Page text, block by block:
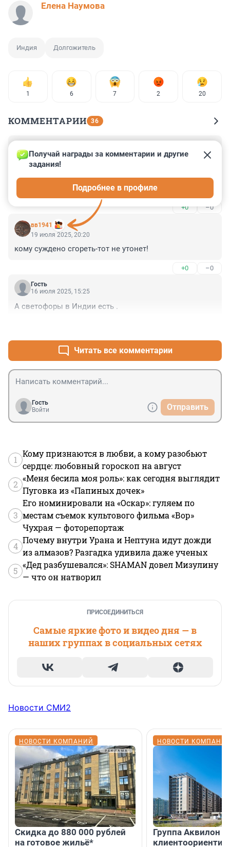
Елена Наумова
Индия Долгожитель
1 6 7 2 20
КОММЕНТАРИИ 36
5 августа 2025, 04:13
"Жанна Кальман" - мошенница, менявшая себе
паспорта от лютой жадности. Объективно её "рекорд"
до сих пор ничем не подтверждён.
+0 –0
вв1941
Получай награды за комментарии и другие
задания!
Подробнее в профиле
19 июля 2025, 20:20
кому суждено сгореть-тот не утонет!
+0 –0
Гость
16 июля 2025, 15:25
А светофоры в Индии есть .
Читать все комментарии
Гость
Войти
Отправить
1
Кому признаются в любви, а кому разобьют
сердце: любовный гороскоп на август
2
«Меня бесила моя роль»: как сегодня выглядит
Пуговка из «Папиных дочек»
3
Его номинировали на «Оскар»: гуляем по
местам съемок культового фильма «Вор»
Чухрая — фоторепортаж
4
Почему внутри Урана и Нептуна идут дожди
из алмазов? Разгадка удивила даже ученых
5
«Дед разбушевался»: SHAMAN довел Мизулину
— что он натворил
ПРИСОЕДИНИТЬСЯ
Самые яркие фото и видео дня — в
наших группах в социальных сетях
Новости СМИ2
НОВОСТИ КОМПАНИЙ
Скидка до 880 000 рублей
на готовое жильё*
НОВОСТИ
Группа Аквилон